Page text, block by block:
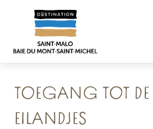
contenu
Home
Wonen zoals thuis
Dingen om te zien, dingen om te
Toegang tot de forten
TOEGANG TOT DE
EILANDJES